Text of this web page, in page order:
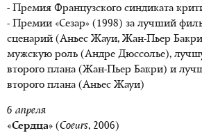
- Премия Французского синдиката
- Премии «Сезар» (1998) за лучший
сценарий (Аньес Жауи, Жан-Пьер
мужскую роль (Андре Дюссолье),
второго плана (Жан-Пьер Бакри) и
второго плана (Аньес Жауи)
6 апреля
«Сердца» (Coeurs, 2006)